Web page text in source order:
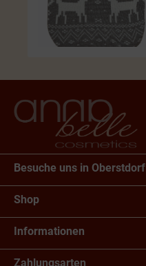
Besuche uns in Oberstdorf
Shop
Informationen
Zahlungsarten